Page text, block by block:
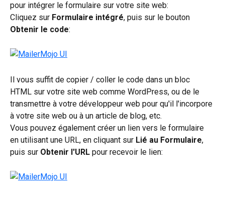
pour intégrer le formulaire sur votre site web:
Cliquez sur Formulaire intégré, puis sur le bouton
Obtenir le code:
Il vous suffit de copier / coller le code dans un bloc
HTML sur votre site web comme WordPress, ou de le
transmettre à votre développeur web pour qu'il l'incorpore
à votre site web ou à un article de blog, etc.
Vous pouvez également créer un lien vers le formulaire
en utilisant une URL, en cliquant sur Lié au Formulaire,
puis sur Obtenir l'URL pour recevoir le lien: